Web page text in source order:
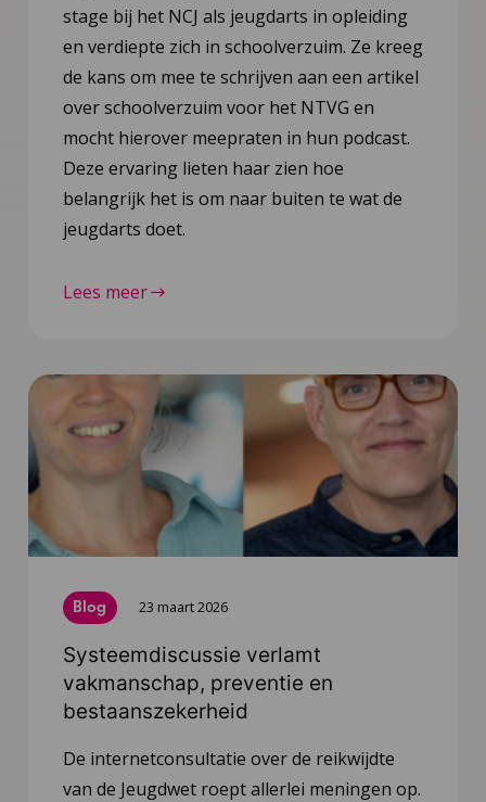
stage bij het NCJ als jeugdarts in opleiding
en verdiepte zich in schoolverzuim. Ze kreeg
de kans om mee te schrijven aan een artikel
over schoolverzuim voor het NTVG en
mocht hierover meepraten in hun podcast.
Deze ervaring lieten haar zien hoe
belangrijk het is om naar buiten te wat de
jeugdarts doet.
Lees meer
Blog 23 maart 2026
Systeemdiscussie verlamt
vakmanschap, preventie en
bestaanszekerheid
De internetconsultatie over de reikwijdte
van de Jeugdwet roept allerlei meningen op.